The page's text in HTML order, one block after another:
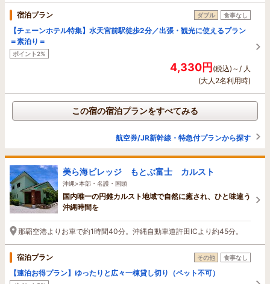
宿泊プラン ダブル 食事なし
【チェーンホテル特集】水天宮前駅徒歩2分／出張・観光に使えるプラン
＝素泊り＝
ポイント2%
4,330円(税込)～/ 人
(大人2名利用時)
この宿の宿泊プランをすべてみる
航空券/JR新幹線・特急付プランから探す
美ら海ビレッジ もとぶ富士 カルスト
沖縄>本部・名護・国頭
国内唯一の円錐カルスト地域で自然に癒され、ひと味違う
沖縄時間を
那覇空港よりお車で約1時間40分。沖縄自動車道許田ICより約45分。
宿泊プラン その他 食事なし
【連泊お得プラン】ゆったりと広々一棟貸し切り（ペット不可）